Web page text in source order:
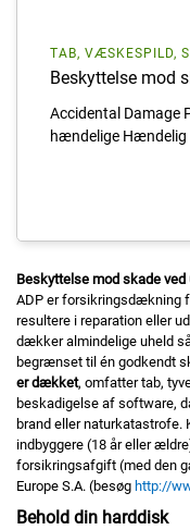
TAB, VÆSKESPILD,
Beskyttelse mod
Accidental Damage
hændelige Hændelig
Beskyttelse mod skade ved
ADP er forsikringsdækning
resultere i reparation eller
dækker almindelige uheld
begrænset til én godkendt
er dækket, omfatter tab,
beskadigelse af software,
brand eller
indbyggere (18 år eller
forsikringsafgift (med den
Europe S.A. (besøg http://
Behold din harddisk